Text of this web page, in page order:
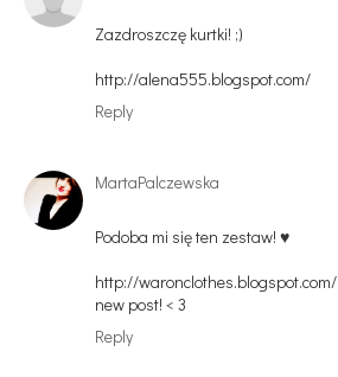
Zazdroszczę kurtki! ;)
http://alena555.blogspot.com/
Reply
MartaPalczewska
Podoba mi się ten zestaw! ♥
http://waronclothes.blogspot.com/
new post! < 3
Reply